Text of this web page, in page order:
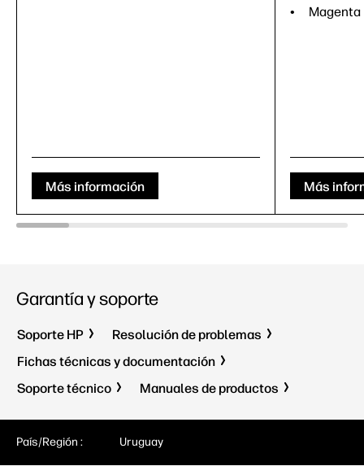
Más información
Magenta
Más
Garantía y soporte
Soporte HP
Resolución de problemas
Fichas técnicas y documentación
Soporte técnico
Manuales de productos
País/Región : Uruguay